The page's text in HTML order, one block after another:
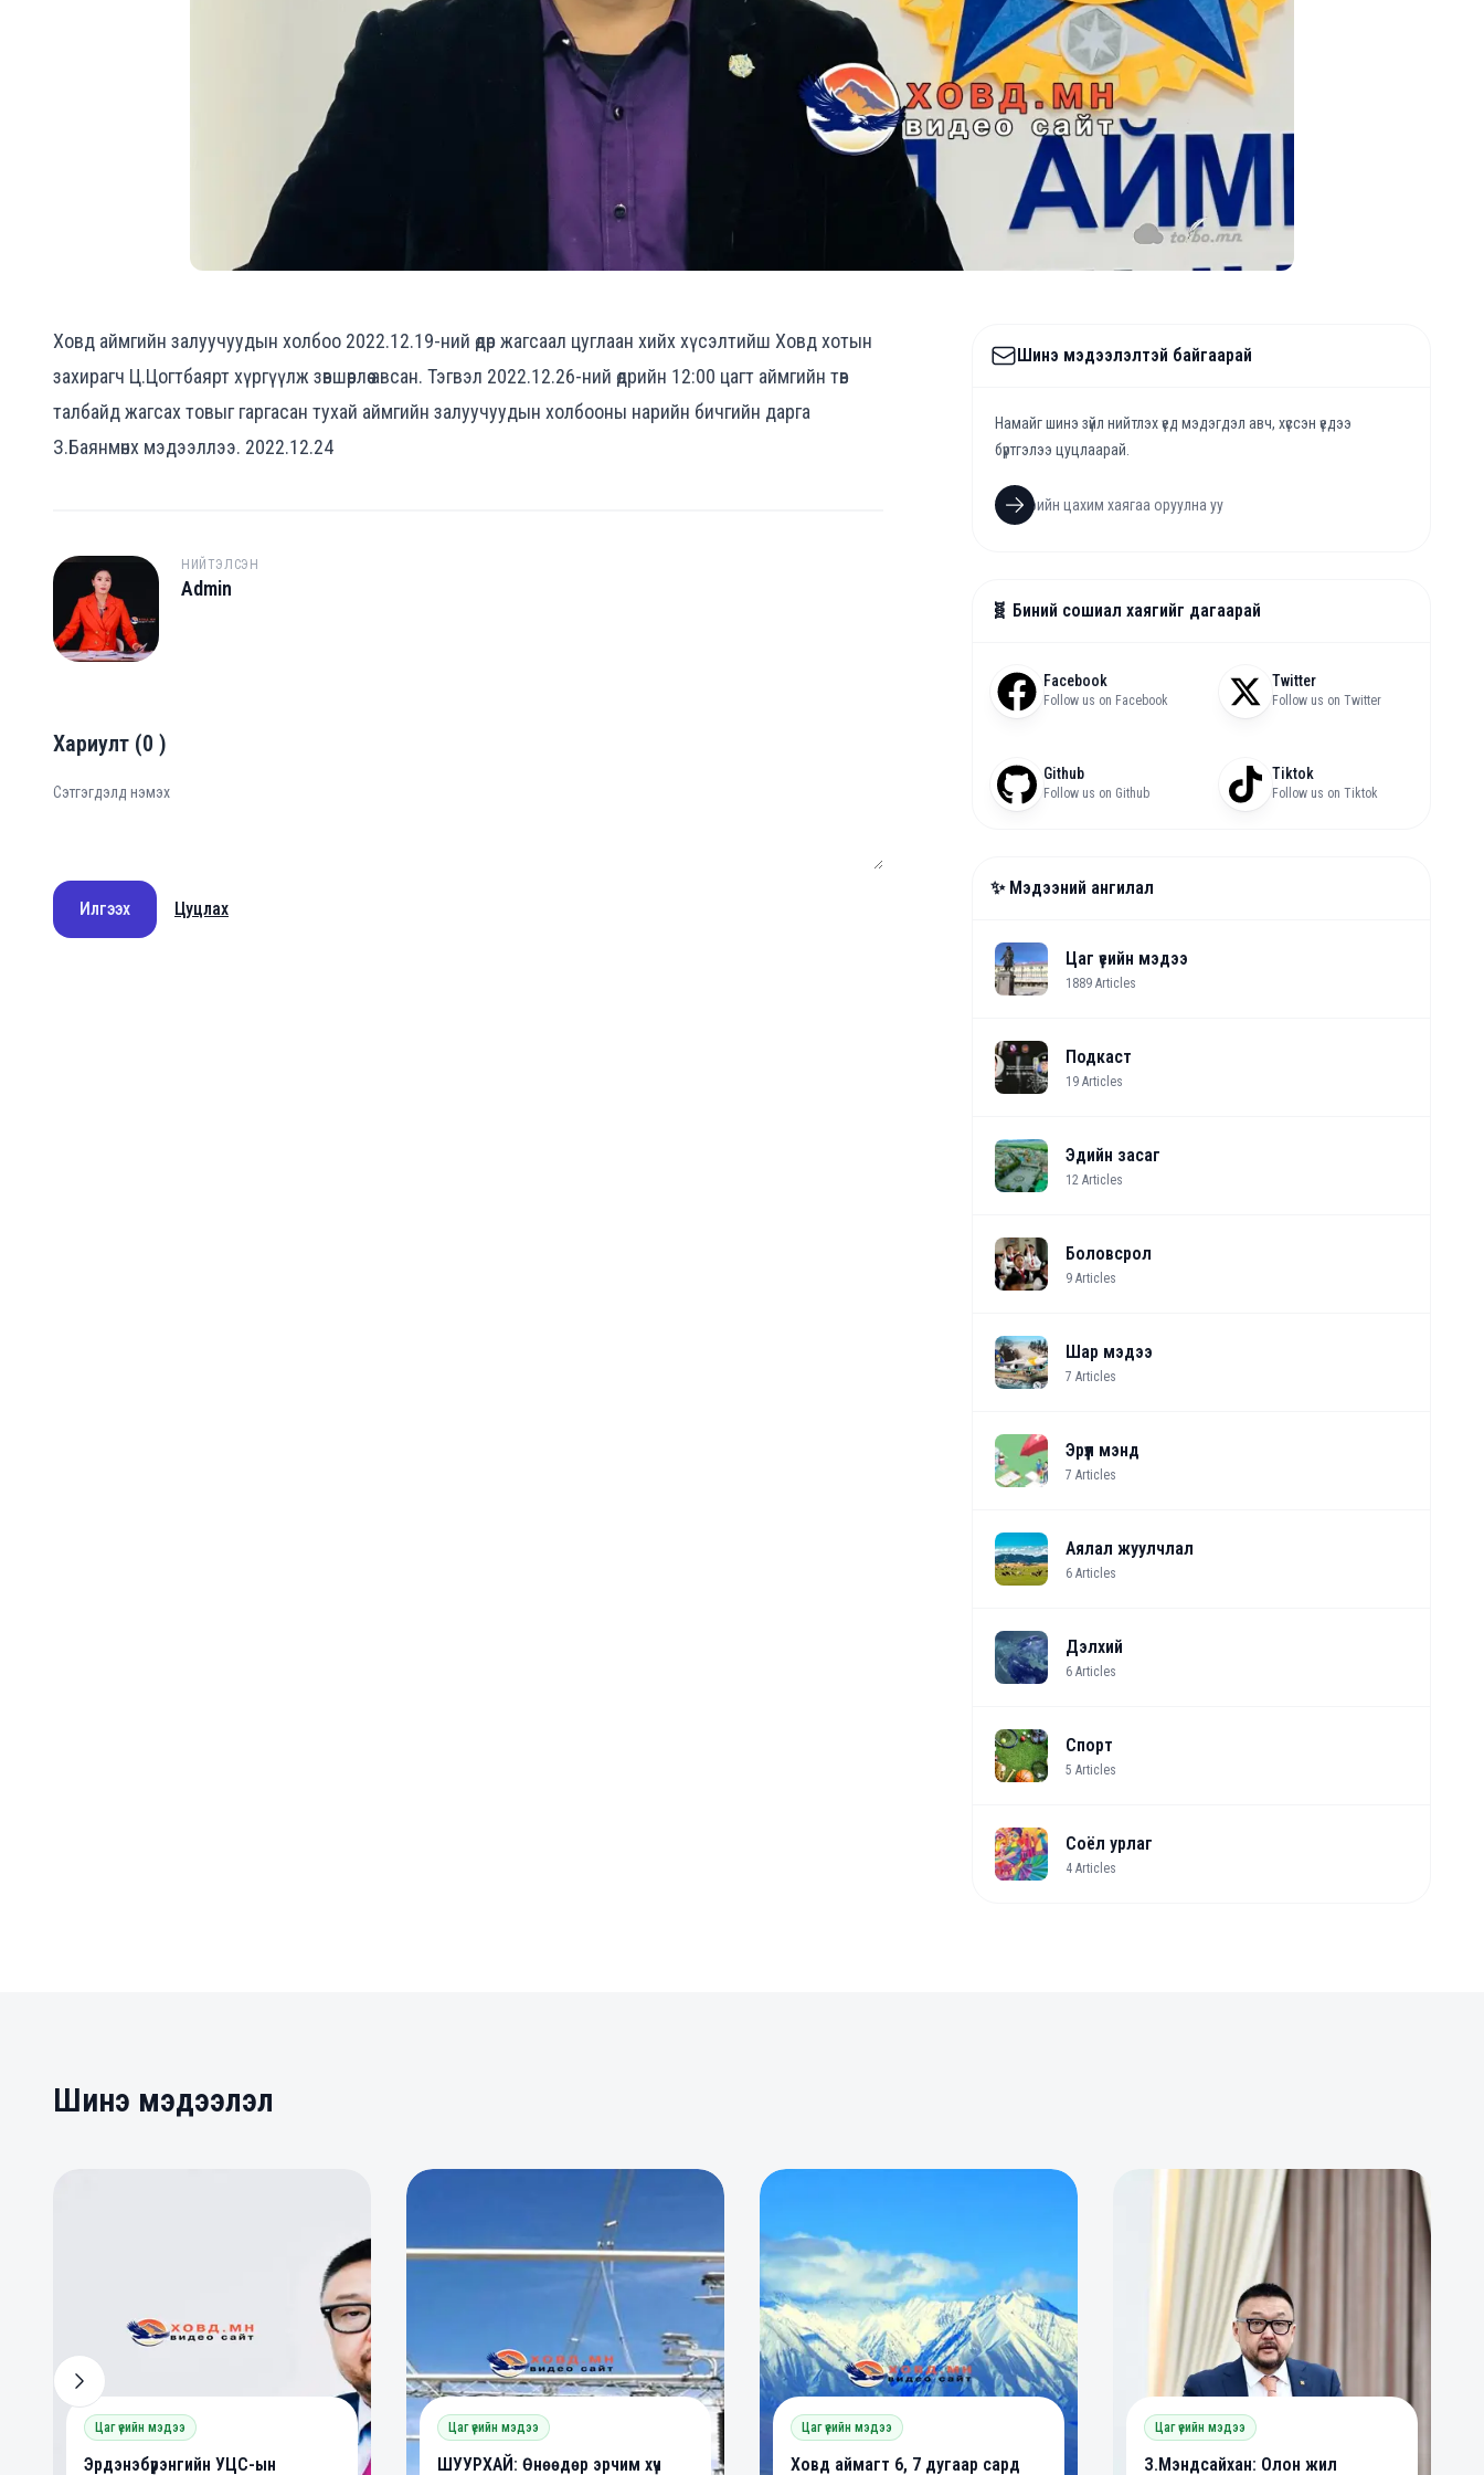
Ховд аймгийн залуучуудын холбоо 2022.12.19-ний өдөр жагсаал цуглаан хийх хүсэлтийш Ховд хотын
захирагч Ц.Цогтбаярт хүргүүлж зөвшөөрлөө авсан. Тэгвэл 2022.12.26-ний өдрийн 12:00 цагт аймгийн төв
талбайд жагсах товыг гаргасан тухай аймгийн залуучуудын холбооны нарийн бичгийн дарга
З.Баянмөнх мэдээллээ. 2022.12.24
A
НИЙТЭЛСЭН
Admin
Хариулт (0 )
Илгээх Цуцлах
Шинэ мэдээлэлтэй байгаарай
Намайг шинэ зүйл нийтлэх үед мэдэгдэл авч, хүссэн үедээ
бүртгэлээ цуцлаарай.
🧬 Биний сошиал хаягийг дагаарай
Facebook
Follow us on Facebook
Twitter
Follow us on Twitter
Github
Follow us on Github
Tiktok
Follow us on Tiktok
✨ Мэдээний ангилал
Цаг үеийн мэдээ
1889 Articles
Подкаст
19 Articles
Эдийн засаг
12 Articles
Боловсрол
9 Articles
Шар мэдээ
7 Articles
Эрүүл мэнд
7 Articles
Аялал жуулчлал
6 Articles
Дэлхий
6 Articles
Спорт
5 Articles
Соёл урлаг
4 Articles
Шинэ мэдээлэл
Цаг үеийн мэдээ
Эрдэнэбүрэнгийн УЦС-ын
Цаг үеийн мэдээ
ШУУРХАЙ: Өнөөдөр эрчим хүч
Цаг үеийн мэдээ
Ховд аймагт 6, 7 дугаар сард
Цаг үеийн мэдээ
З.Мэндсайхан: Олон жил